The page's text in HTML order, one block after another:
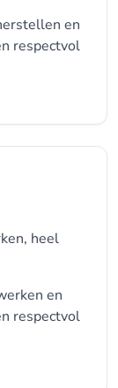
en
respectvol
heel
en
respectvol